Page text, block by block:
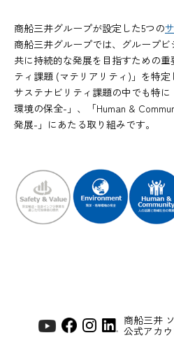
商船三井グループが設定した5つの
商船三井グループでは、グループ
共に持続的な発展を目指すための
ティ課題 (マテリアリティ)」を特
サステナビリティ課題の中でも特
環境の保全-」、「Human &
発展-」にあたる取り組みです。
商船三井
公式アカ